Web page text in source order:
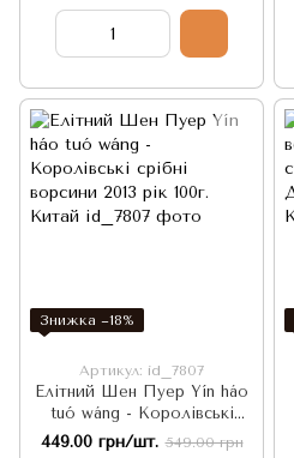
Знижка −18%
Артикул: id_7807
Елітний Шен Пуер Yín háo
tuó wáng - Королівські
срібні ворсини 2013 рік 100г.
449.00 грн/шт. 549.00 грн